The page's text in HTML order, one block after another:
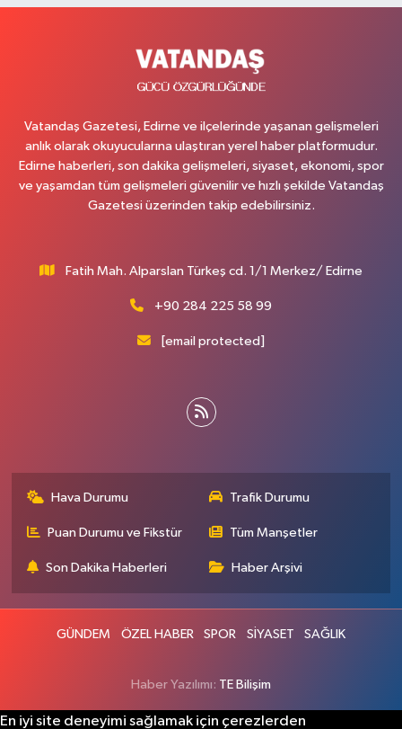
Vatandaş Gazetesi, Edirne ve ilçelerinde yaşanan gelişmeleri
anlık olarak okuyucularına ulaştıran yerel haber platformudur.
Edirne haberleri, son dakika gelişmeleri, siyaset, ekonomi, spor
ve yaşamdan tüm gelişmeleri güvenilir ve hızlı şekilde Vatandaş
Gazetesi üzerinden takip edebilirsiniz.
Fatih Mah. Alparslan Türkeş cd. 1/1 Merkez/ Edirne
+90 284 225 58 99
[email protected]
Hava Durumu Trafik Durumu
Puan Durumu ve Fikstür Tüm Manşetler
Son Dakika Haberleri Haber Arşivi
GÜNDEM ÖZEL HABER SPOR SİYASET SAĞLIK
Haber Yazılımı: TE Bilişim
En iyi site deneyimi sağlamak için çerezlerden